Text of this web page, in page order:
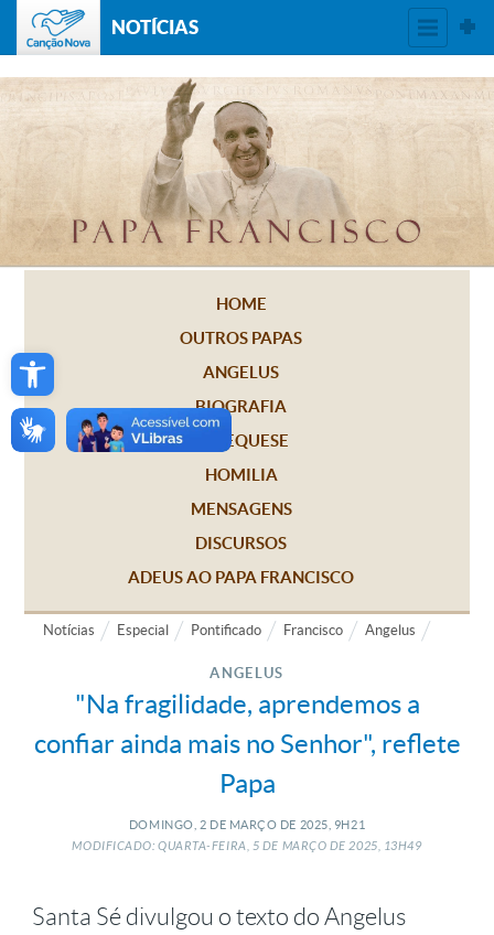
Open toolbar
NOTÍCIAS
HOME
OUTROS PAPAS
ANGELUS
BIOGRAFIA
CATEQUESE
HOMILIA
MENSAGENS
DISCURSOS
ADEUS AO PAPA FRANCISCO
Notícias Especial Pontificado Francisco Angelus
ANGELUS
"Na fragilidade, aprendemos a
confiar ainda mais no Senhor", reflete
Papa
DOMINGO, 2 DE MARÇO DE 2025, 9H21
MODIFICADO: QUARTA-FEIRA, 5 DE MARÇO DE2025, 13H49
Santa Sé divulgou o texto do Angelus